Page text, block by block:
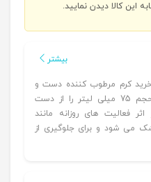
این کالا دیدن نمایید.
بیشتر
کرم مرطوب کننده دست و
صورت جی با عصاره جوانه گندم حجم 75 میلی لیتر را از دست
فعالیت های روزانه مانند
می شود و برای جلوگیری از